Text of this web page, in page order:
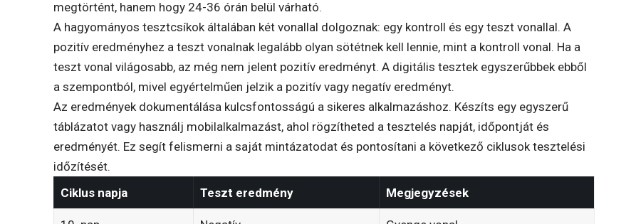
megtörtént, hanem hogy 24-36 órán belül várható.
A hagyományos tesztcsíkok általában két vonallal dolgoznak: egy kontroll és egy teszt vonallal. A
pozitív eredményhez a teszt vonalnak legalább olyan sötétnek kell lennie, mint a kontroll vonal. Ha a
teszt vonal világosabb, az még nem jelent pozitív eredményt. A digitális tesztek egyszerűbbek ebből
a szempontból, mivel egyértelműen jelzik a pozitív vagy negatív eredményt.
Az eredmények dokumentálása kulcsfontosságú a sikeres alkalmazáshoz. Készíts egy egyszerű
táblázatot vagy használj mobilalkalmazást, ahol rögzítheted a tesztelés napját, időpontját és
eredményét. Ez segít felismerni a saját mintázatodat és pontosítani a következő ciklusok tesztelési
időzítését.
Ciklus napja
Teszt eredmény Megjegyzések